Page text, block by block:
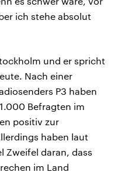
ich stehe absolut
und er spricht
Nach einer
P3 haben
Befragten im
positiv zur
haben laut
Zweifel daran, dass
im Land